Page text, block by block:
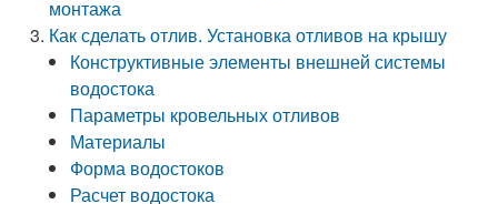
монтажа
Как сделать отлив. Установка отливов на крышу
Конструктивные элементы внешней системы
водостока
Параметры кровельных отливов
Материалы
Форма водостоков
Расчет водостока